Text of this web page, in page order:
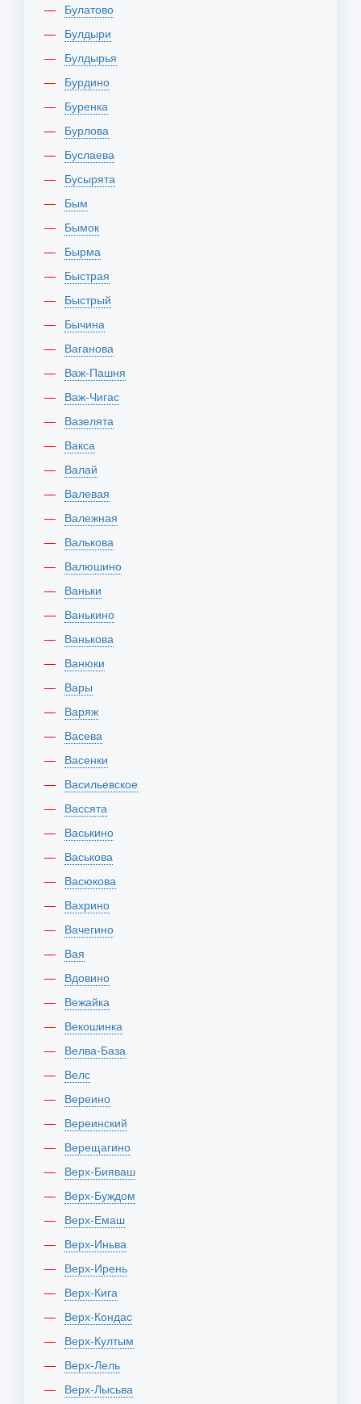
Булатово
Булдыри
Булдырья
Бурдино
Буренка
Бурлова
Буслаева
Бусырята
Бым
Бымок
Бырма
Быстрая
Быстрый
Бычина
Ваганова
Важ-Пашня
Важ-Чигас
Вазелята
Вакса
Валай
Валевая
Валежная
Валькова
Валюшино
Ваньки
Ванькино
Ванькова
Ванюки
Вары
Варяж
Васева
Васенки
Васильевское
Вассята
Васькино
Васькова
Васюкова
Вахрино
Вачегино
Вая
Вдовино
Вежайка
Векошинка
Велва-База
Велс
Вереино
Вереинский
Верещагино
Верх-Бияваш
Верх-Буждом
Верх-Емаш
Верх-Иньва
Верх-Ирень
Верх-Кига
Верх-Кондас
Верх-Култым
Верх-Лель
Верх-Лысьва